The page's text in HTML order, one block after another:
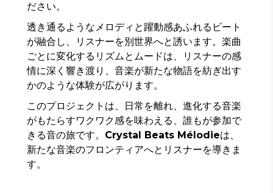
ださい。
透き通るようなメロディと躍動感あふれるビート
が融合し、リスナーを別世界へと誘います。楽曲
ごとに変化するリズムとムードは、リスナーの感
情に深く響き渡り、音楽が新たな物語を紡ぎ出す
かのような体験が広がります。
このプロジェクトは、日常を離れ、進化する音楽
がもたらすワクワク感を味わえる、誰もが参加で
きる音の旅です。 Crystal Beats Mélodieは、
新たな音楽のフロンティアへとリスナーを導きま
す。